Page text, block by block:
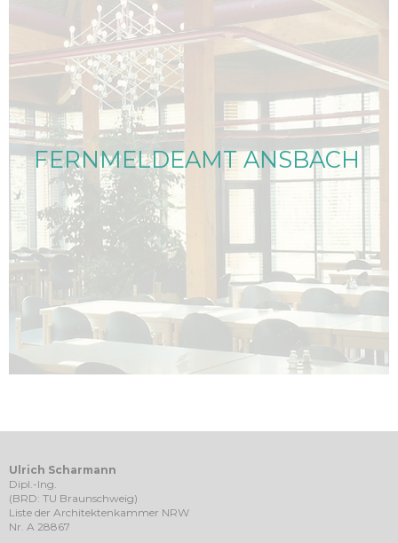
FERNMELDEAMT ANSBACH
Ulrich Scharmann
Dipl.-Ing.
(BRD: TU Braunschweig)
Liste der Architektenkammer NRW
Nr. A 28867